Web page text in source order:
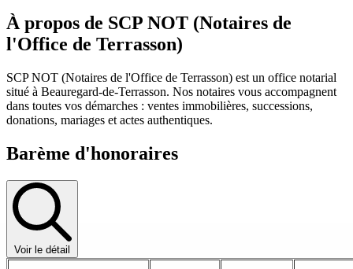
À propos de SCP NOT (Notaires de
l'Office de Terrasson)
SCP NOT (Notaires de l'Office de Terrasson) est un office notarial
situé à Beauregard-de-Terrasson. Nos notaires vous accompagnent
dans toutes vos démarches : ventes immobilières, successions,
donations, mariages et actes authentiques.
Barème d'honoraires
Voir le détail